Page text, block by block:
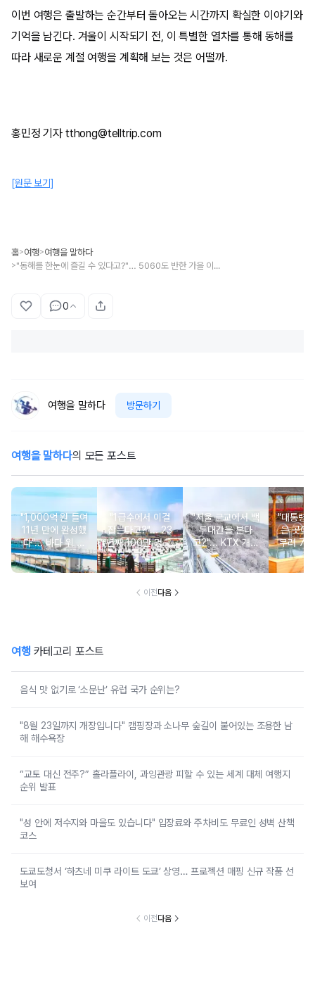
이번 여행은 출발하는 순간부터 돌아오는 시간까지 확실한 이야기와
기억을 남긴다. 겨울이 시작되기 전, 이 특별한 열차를 통해 동해를
따라 새로운 계절 여행을 계획해 보는 것은 어떨까.
홍민정 기자 tthong@telltrip.com
[원문 보기]
홈>여행>여행을 말하다
> "동해를 한눈에 즐길 수 있다고?"… 5060도 반한 가을 이색 여행
0
여행을 말하다 방문하기
여행을 말하다의 모든 포스트
"1,000억 원 들여
11년 만에 완성했
다"... 바다 위 달
리는 6.1km 모노
레일
"1급수에서 이걸
잡는다고?"... 23
년째 100만 명 이
상 몰리는 겨울 축
제
"서울 근교에서 백
두대간을 본다
고?"... KTX 개통
1시간대로 가는 설
경 명소
"대통령
은 곳이
무려 7
의 동양
온
이전다음
여행 카테고리 포스트
음식 맛 없기로 ‘소문난’ 유럽 국가 순위는?
"8월 23일까지 개장입니다" 캠핑장과 소나무 숲길이 붙어있는 조용한 남
해 해수욕장
“교토 대신 전주?” 홀라플라이, 과잉관광 피할 수 있는 세계 대체 여행지
순위 발표
"성 안에 저수지와 마을도 있습니다" 입장료와 주차비도 무료인 성벽 산책
코스
도쿄도청서 ‘하츠네 미쿠 라이트 도쿄’ 상영… 프로젝션 매핑 신규 작품 선
보여
이전다음